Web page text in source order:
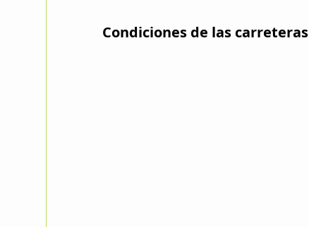
Condiciones de las carreteras